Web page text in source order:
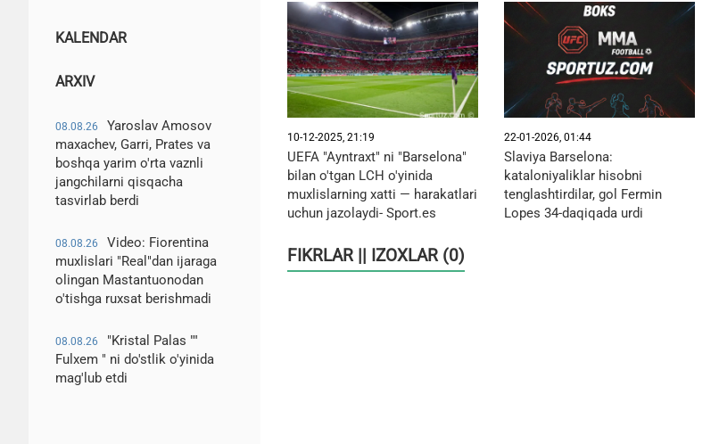
KALENDAR
ARXIV
08.08.26
Yaroslav Amosov
maxachev, Garri, Prates va
boshqa yarim o'rta vaznli
jangchilarni qisqacha
tasvirlab berdi
08.08.26
Video: Fiorentina
muxlislari "Real"dan ijaraga
olingan Mastantuonodan
o'tishga ruxsat berishmadi
08.08.26
"Kristal Palas ""
Fulxem " ni do'stlik o'yinida
mag'lub etdi
10-12-2025, 21:19
UEFA "Ayntraxt" ni "Barselona"
bilan o'tgan LCH o'yinida
muxlislarning xatti — harakatlari
uchun jazolaydi- Sport.es
22-01-2026, 01:44
Slaviya Barselona:
kataloniyaliklar hisobni
tenglashtirdilar, gol Fermin
Lopes 34-daqiqada urdi
FIKRLAR || IZOXLAR (0)